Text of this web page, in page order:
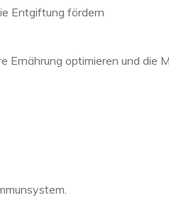
Entgiftung fördern
optimieren und die